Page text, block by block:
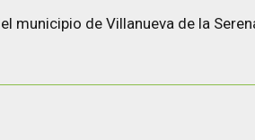
municipio de Villanueva de la